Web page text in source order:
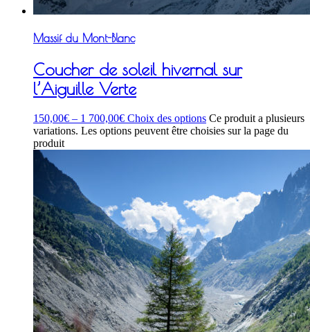
Massif du Mont-Blanc
Coucher de soleil hivernal sur
l’Aiguille Verte
150,00€ – 1 700,00€ Choix des options Ce produit a plusieurs
variations. Les options peuvent être choisies sur la page du
produit